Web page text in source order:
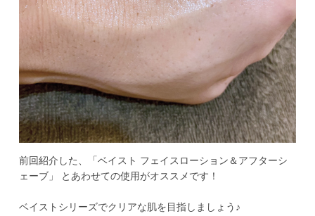
前回紹介した、「ベイスト フェイスローション＆アフターシ
ェーブ」 とあわせての使用がオススメです！
ベイストシリーズでクリアな肌を目指しましょう♪